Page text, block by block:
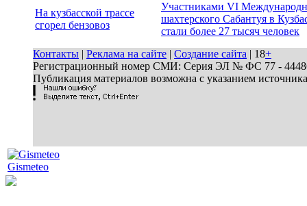
На кузбасской трассе
сгорел бензовоз
Участниками VI
шахтерского Сабантуя в
стали более 27 тысяч человек
Контакты | Реклама на сайте | Создание сайта | 18+
Регистрационный номер СМИ: Серия ЭЛ № ФС 77 - 44486
Публикация материалов возможна с указанием
Gismeteo